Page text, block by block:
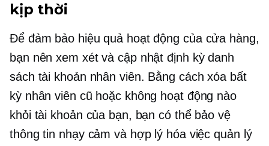
kịp thời
Để đảm bảo hiệu quả hoạt động của cửa hàng,
bạn nên xem xét và cập nhật định kỳ danh
sách tài khoản nhân viên. Bằng cách xóa bất
kỳ nhân viên cũ hoặc không hoạt động nào
khỏi tài khoản của bạn, bạn có thể bảo vệ
thông tin nhạy cảm và hợp lý hóa việc quản lý